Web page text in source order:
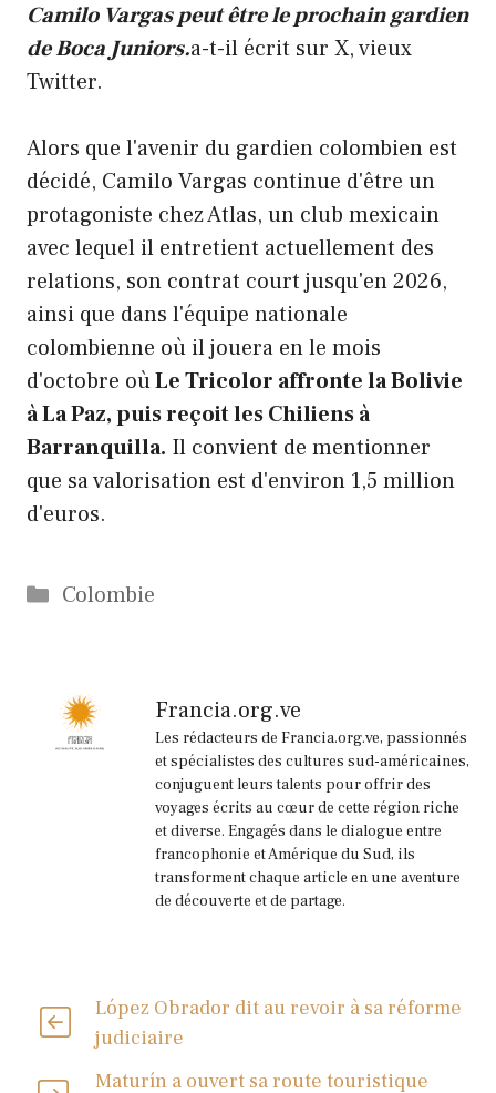
Camilo Vargas peut être le prochain gardien
de Boca Juniors.a-t-il écrit sur X, vieux
Twitter.
Alors que l'avenir du gardien colombien est
décidé, Camilo Vargas continue d'être un
protagoniste chez Atlas, un club mexicain
avec lequel il entretient actuellement des
relations, son contrat court jusqu'en 2026,
ainsi que dans l'équipe nationale
colombienne où il jouera en le mois
d'octobre oùLe Tricolor affronte la Bolivie
à La Paz, puis reçoit les Chiliens à
Barranquilla. Il convient de mentionner
que sa valorisation est d'environ 1,5 million
d'euros.
Catégories
Colombie
Francia.org.ve
Les rédacteurs de Francia.org.ve, passionnés
et spécialistes des cultures sud-américaines,
conjuguent leurs talents pour offrir des
voyages écrits au cœur de cette région riche
et diverse. Engagés dans le dialogue entre
francophonie et Amérique du Sud, ils
transforment chaque article en une aventure
de découverte et de partage.
López Obrador dit au revoir à sa réforme
judiciaire
Maturín a ouvert sa route touristique